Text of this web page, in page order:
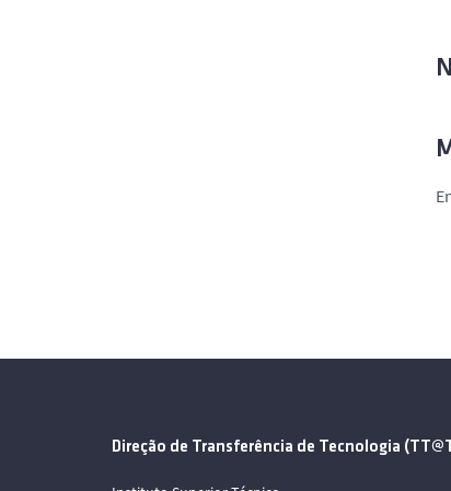
Direção de Transferência de Tecnologia